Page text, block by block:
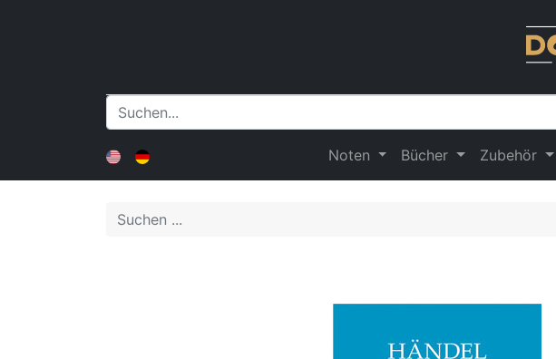
Noten Bücher Zubehör